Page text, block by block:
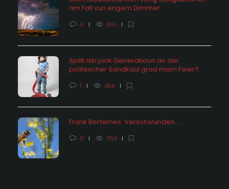
am Fall vun engem Dimmer
0 661
Spillt déi jonk Generatioun an der
politescher Sandkaul grad mam Feier?
1 458
Frank Bertemes: Verschwunden….
0 769